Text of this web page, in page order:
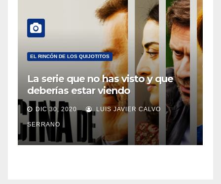
EL RINCÓN DE LOS QUIJOTITOS
La serie que no has visto y que
deberías estar viendo
DIC 30, 2020 LUIS JAVIER CALVO
SERRANO